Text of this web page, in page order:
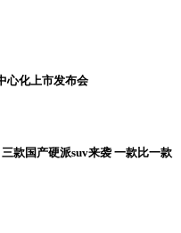
心化上市发布会
款国产硬派suv来袭 一款比一款